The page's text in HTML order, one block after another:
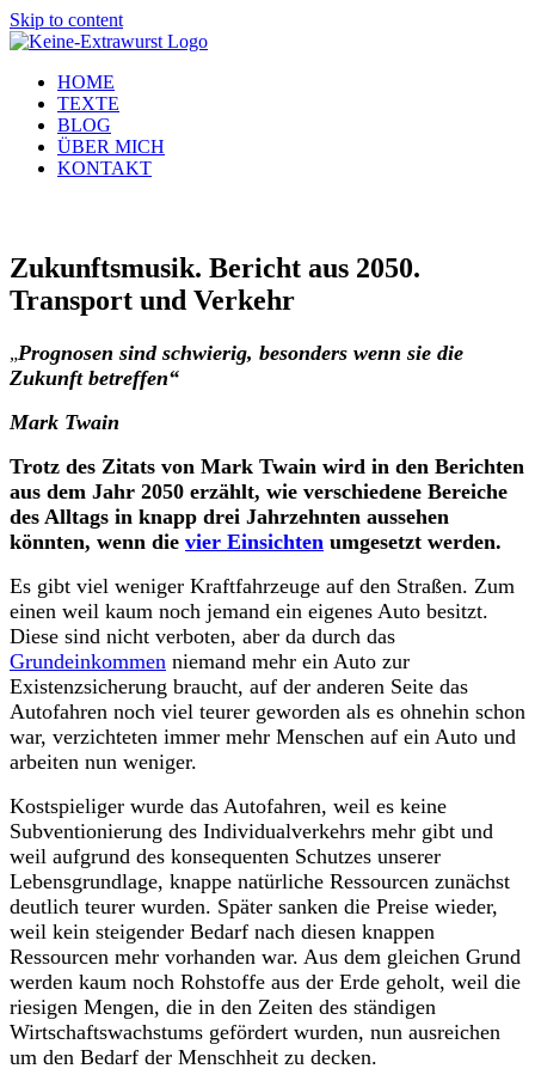
Skip to content
HOME
TEXTE
BLOG
ÜBER MICH
KONTAKT
Zukunftsmusik. Bericht aus 2050.
Transport und Verkehr
„Prognosen sind schwierig, besonders wenn sie die
Zukunft betreffen“
Mark Twain
Trotz des Zitats von Mark Twain wird in den Berichten
aus dem Jahr 2050 erzählt, wie verschiedene Bereiche
des Alltags in knapp drei Jahrzehnten aussehen
könnten, wenn die vier Einsichten umgesetzt werden.
Es gibt viel weniger Kraftfahrzeuge auf den Straßen. Zum
einen weil kaum noch jemand ein eigenes Auto besitzt.
Diese sind nicht verboten, aber da durch das
Grundeinkommen niemand mehr ein Auto zur
Existenzsicherung braucht, auf der anderen Seite das
Autofahren noch viel teurer geworden als es ohnehin schon
war, verzichteten immer mehr Menschen auf ein Auto und
arbeiten nun weniger.
Kostspieliger wurde das Autofahren, weil es keine
Subventionierung des Individualverkehrs mehr gibt und
weil aufgrund des konsequenten Schutzes unserer
Lebensgrundlage, knappe natürliche Ressourcen zunächst
deutlich teurer wurden. Später sanken die Preise wieder,
weil kein steigender Bedarf nach diesen knappen
Ressourcen mehr vorhanden war. Aus dem gleichen Grund
werden kaum noch Rohstoffe aus der Erde geholt, weil die
riesigen Mengen, die in den Zeiten des ständigen
Wirtschaftswachstums gefördert wurden, nun ausreichen
um den Bedarf der Menschheit zu decken.